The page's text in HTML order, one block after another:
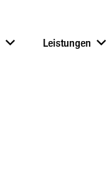
Leistungen